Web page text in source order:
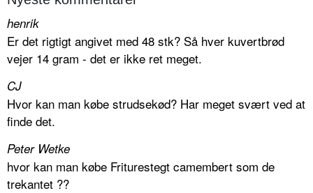
henrik
Er det rigtigt angivet med 48 stk? Så hver kuvertbrød
vejer 14 gram - det er ikke ret meget.
CJ
Hvor kan man købe strudsekød? Har meget svært ved at
finde det.
Peter Wetke
hvor kan man købe Friturestegt camembert som de
trekantet ??